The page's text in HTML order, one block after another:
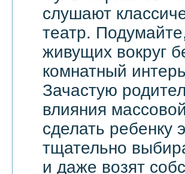
слушают
театр.
живущих вокруг
комнатный
Зачастую
влияния
сделать ребенку
тщательно
и даже возят